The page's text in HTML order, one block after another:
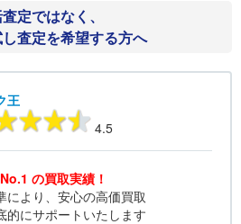
定ではなく、
査定を希望する方へ
王
4.5
の買取実績！
により、安心の高価買取
的にサポートいたします